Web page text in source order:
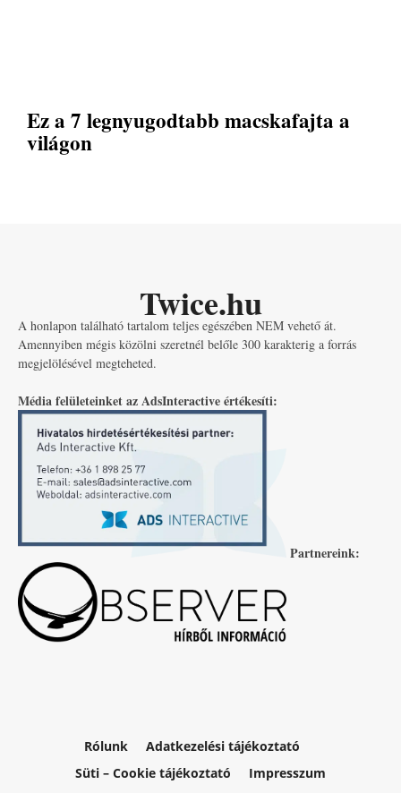
Ez a 7 legnyugodtabb macskafajta a
világon
Twice.hu
A honlapon található tartalom teljes egészében NEM vehető át.
Amennyiben mégis közölni szeretnél belőle 300 karakterig a forrás
megjelölésével megteheted.
Média felületeinket az AdsInteractive értékesíti:
Partnereink:
Rólunk
Adatkezelési tájékoztató
Süti – Cookie tájékoztató
Impresszum